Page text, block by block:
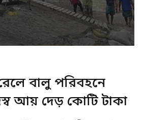
বালু পরিবহনে
আয় দেড় কোটি টাকা